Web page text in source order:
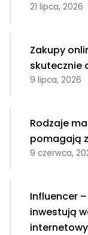
21 lipca, 2026
Zakupy
skutecznie
9 lipca, 2026
Rodzaje
pomagają
9 czerwca,
Influencer
inwestują